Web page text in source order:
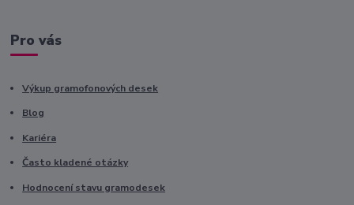
Pro vás
Výkup gramofonových desek
Blog
Kariéra
Často kladené otázky
Hodnocení stavu gramodesek